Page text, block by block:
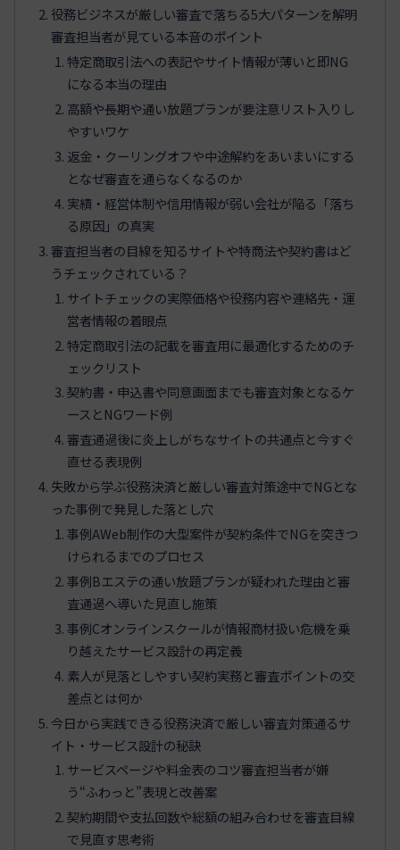
役務ビジネスが厳しい審査で落ちる5大パターンを解明
審査担当者が見ている本音のポイント
特定商取引法への表記やサイト情報が薄いと即NG
になる本当の理由
高額や長期や通い放題プランが要注意リスト入りし
やすいワケ
返金・クーリングオフや中途解約をあいまいにする
となぜ審査を通らなくなるのか
実績・経営体制や信用情報が弱い会社が陥る「落ち
る原因」の真実
審査担当者の目線を知るサイトや特商法や契約書はど
うチェックされている？
サイトチェックの実際価格や役務内容や連絡先・運
営者情報の着眼点
特定商取引法の記載を審査用に最適化するためのチ
ェックリスト
契約書・申込書や同意画面までも審査対象となるケ
ースとNGワード例
審査通過後に炎上しがちなサイトの共通点と今すぐ
直せる表現例
失敗から学ぶ役務決済と厳しい審査対策途中でNGとな
った事例で発見した落とし穴
事例AWeb制作の大型案件が契約条件でNGを突きつ
けられるまでのプロセス
事例Bエステの通い放題プランが疑われた理由と審
査通過へ導いた見直し施策
事例Cオンラインスクールが情報商材扱い危機を乗
り越えたサービス設計の再定義
素人が見落としやすい契約実務と審査ポイントの交
差点とは何か
今日から実践できる役務決済で厳しい審査対策通るサ
イト・サービス設計の秘訣
サービスページや料金表のコツ審査担当者が嫌
う“ふわっと”表現と改善案
契約期間や支払回数や総額の組み合わせを審査目線
で見直す思考術